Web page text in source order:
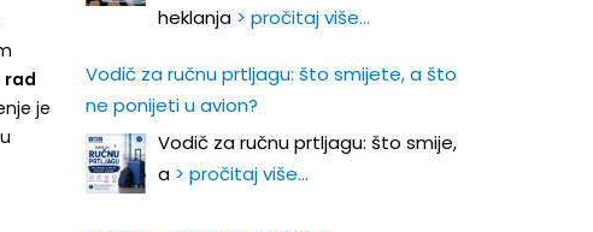
rad
je
heklanja > pročitaj više…
Vodič za ručnu prtljagu: što smijete, a što
ne ponijeti u avion?
Vodič za ručnu prtljagu: što smije,
a > pročitaj više…